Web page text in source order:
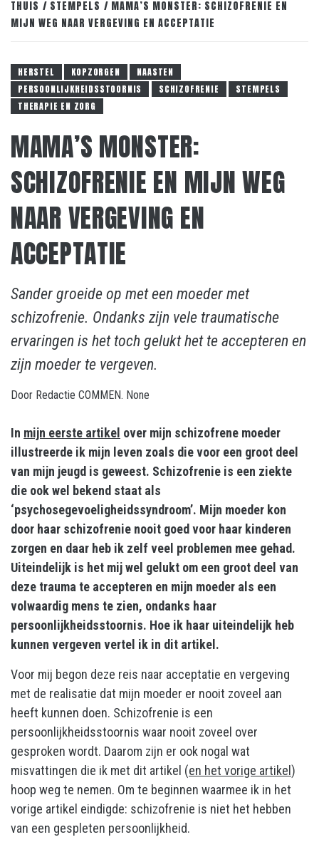
THUIS STEMPELS
MAMA’S MONSTER: SCHIZOFRENIE EN
MIJN WEG NAAR VERGEVING EN ACCEPTATIE
HERSTEL KOPZORGEN
NAASTEN
PERSOONLIJKHEIDSSTOORNIS
SCHIZOFRENIE
STEMPELS
THERAPIE EN ZORG
MAMA’S MONSTER:
SCHIZOFRENIE EN MIJN WEG
NAAR VERGEVING EN
ACCEPTATIE
Sander groeide op met een moeder met
schizofrenie. Ondanks zijn vele traumatische
ervaringen is het toch gelukt het te accepteren en
zijn moeder te vergeven.
Door Redactie COMMEN. None
In mijn eerste artikel over mijn schizofrene moeder
illustreerde ik mijn leven zoals die voor een groot deel
van mijn jeugd is geweest. Schizofrenie is een ziekte
die ook wel bekend staat als
‘psychosegevoeligheidssyndroom’. Mijn moeder kon
door haar schizofrenie nooit goed voor haar kinderen
zorgen en daar heb ik zelf veel problemen mee gehad.
Uiteindelijk is het mij wel gelukt om een groot deel van
deze trauma te accepteren en mijn moeder als een
volwaardig mens te zien, ondanks haar
persoonlijkheidsstoornis. Hoe ik haar uiteindelijk heb
kunnen vergeven vertel ik in dit artikel.
Voor mij begon deze reis naar acceptatie en vergeving
met de realisatie dat mijn moeder er nooit zoveel aan
heeft kunnen doen. Schizofrenie is een
persoonlijkheidsstoornis waar nooit zoveel over
gesproken wordt. Daarom zijn er ook nogal wat
misvattingen die ik met dit artikel (en het vorige artikel )
hoop weg te nemen. Om te beginnen waarmee ik in het
vorige artikel eindigde: schizofrenie is niet het hebben
van een gespleten persoonlijkheid.